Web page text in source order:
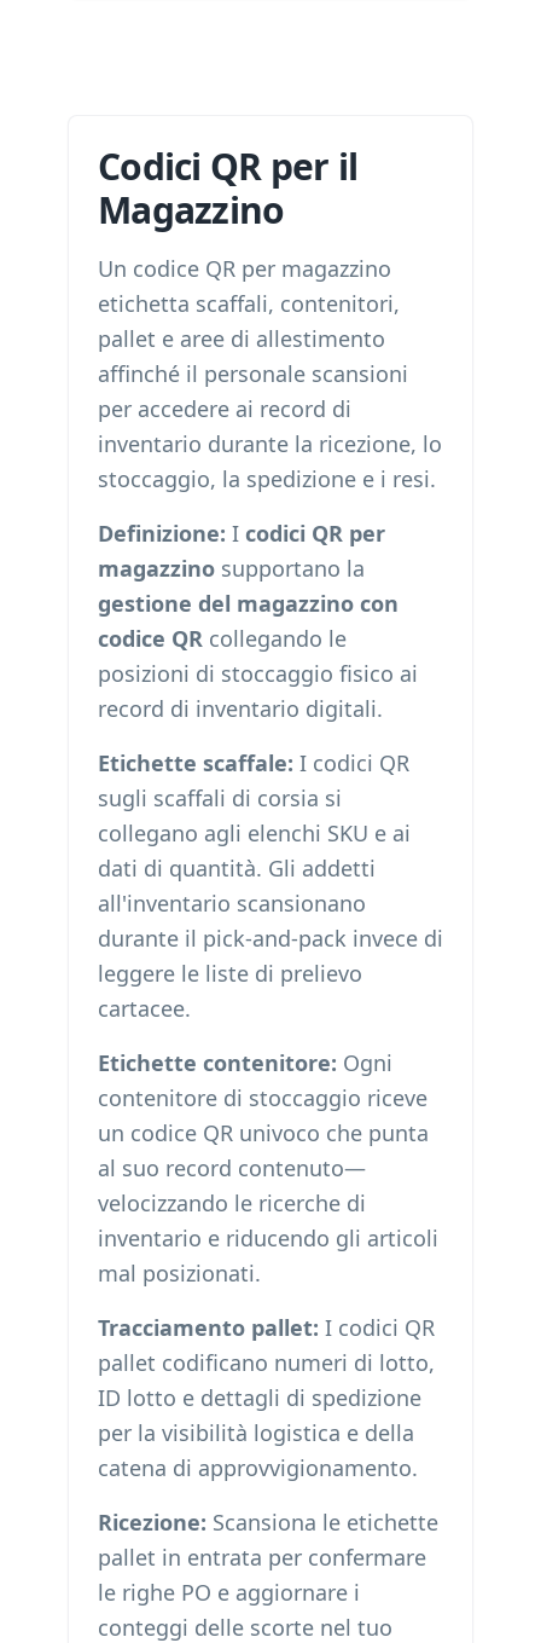
Codici QR per il
Magazzino
Un codice QR per magazzino
etichetta scaffali, contenitori,
pallet e aree di allestimento
affinché il personale scansioni
per accedere ai record di
inventario durante la ricezione, lo
stoccaggio, la spedizione e i resi.
Definizione: I codici QR per
magazzino supportano la
gestione del magazzino con
codice QR collegando le
posizioni di stoccaggio fisico ai
record di inventario digitali.
Etichette scaffale: I codici QR
sugli scaffali di corsia si
collegano agli elenchi SKU e ai
dati di quantità. Gli addetti
all'inventario scansionano
durante il pick-and-pack invece di
leggere le liste di prelievo
cartacee.
Etichette contenitore: Ogni
contenitore di stoccaggio riceve
un codice QR univoco che punta
al suo record contenuto—
velocizzando le ricerche di
inventario e riducendo gli articoli
mal posizionati.
Tracciamento pallet: I codici QR
pallet codificano numeri di lotto,
ID lotto e dettagli di spedizione
per la visibilità logistica e della
catena di approvvigionamento.
Ricezione: Scansiona le etichette
pallet in entrata per confermare
le righe PO e aggiornare i
conteggi delle scorte nel tuo